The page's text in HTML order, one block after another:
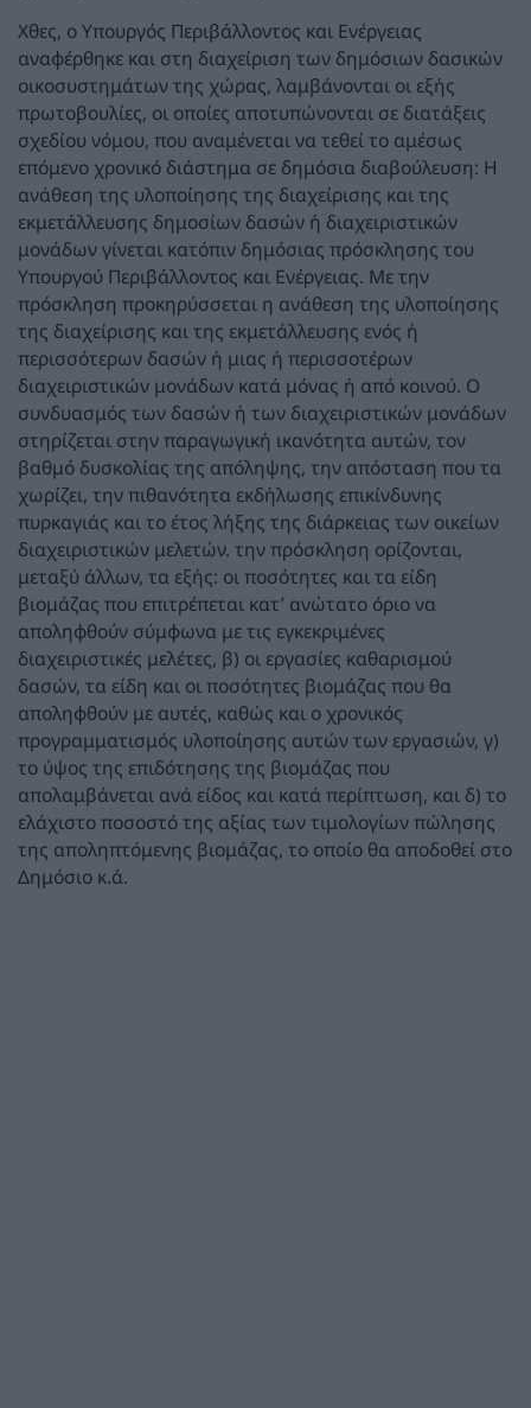
Χθες, ο Υπουργός Περιβάλλοντος και Ενέργειας
αναφέρθηκε και στη διαχείριση των δημόσιων δασικών
οικοσυστημάτων της χώρας, λαμβάνονται οι εξής
πρωτοβουλίες, οι οποίες αποτυπώνονται σε διατάξεις
σχεδίου νόμου, που αναμένεται να τεθεί το αμέσως
επόμενο χρονικό διάστημα σε δημόσια διαβούλευση: Η
ανάθεση της υλοποίησης της διαχείρισης και της
εκμετάλλευσης δημοσίων δασών ή διαχειριστικών
μονάδων γίνεται κατόπιν δημόσιας πρόσκλησης του
Υπουργού Περιβάλλοντος και Ενέργειας. Με την
πρόσκληση προκηρύσσεται η ανάθεση της υλοποίησης
της διαχείρισης και της εκμετάλλευσης ενός ή
περισσότερων δασών ή μιας ή περισσοτέρων
διαχειριστικών μονάδων κατά μόνας ή από κοινού. Ο
συνδυασμός των δασών ή των διαχειριστικών μονάδων
στηρίζεται στην παραγωγική ικανότητα αυτών, τον
βαθμό δυσκολίας της απόληψης, την απόσταση που τα
χωρίζει, την πιθανότητα εκδήλωσης επικίνδυνης
πυρκαγιάς και το έτος λήξης της διάρκειας των οικείων
διαχειριστικών μελετών. την πρόσκληση ορίζονται,
μεταξύ άλλων, τα εξής: οι ποσότητες και τα είδη
βιομάζας που επιτρέπεται κατ’ ανώτατο όριο να
αποληφθούν σύμφωνα με τις εγκεκριμένες
διαχειριστικές μελέτες, β) οι εργασίες καθαρισμού
δασών, τα είδη και οι ποσότητες βιομάζας που θα
αποληφθούν με αυτές, καθώς και ο χρονικός
προγραμματισμός υλοποίησης αυτών των εργασιών, γ)
το ύψος της επιδότησης της βιομάζας που
απολαμβάνεται ανά είδος και κατά περίπτωση, και δ) το
ελάχιστο ποσοστό της αξίας των τιμολογίων πώλησης
της αποληπτόμενης βιομάζας, το οποίο θα αποδοθεί στο
Δημόσιο κ.ά.